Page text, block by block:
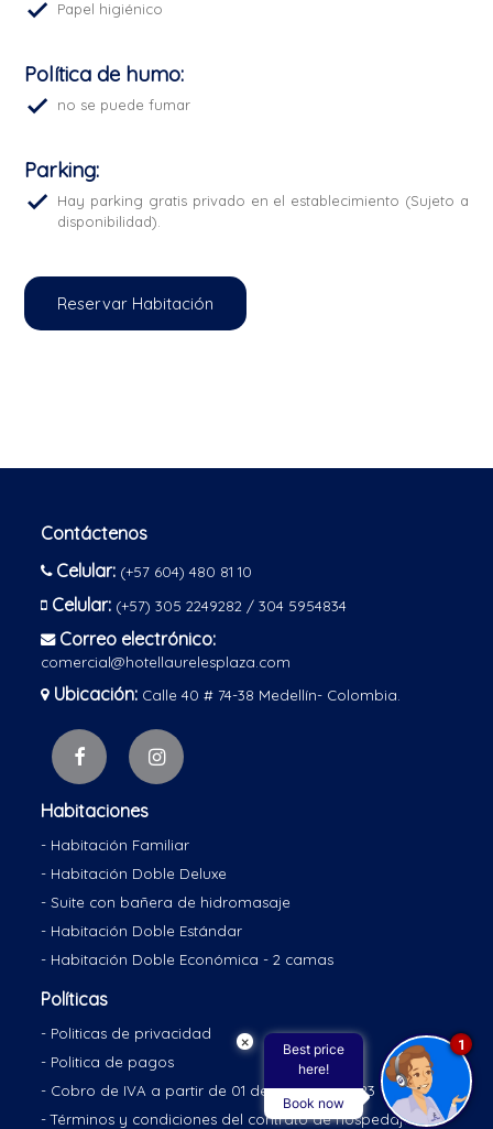
Papel higiénico
Política de humo:
no se puede fumar
Parking: ​
Hay parking gratis privado en el establecimiento (Sujeto a
disponibilidad).
Reservar Habitación
Contáctenos
Celular: (+57 604) 480 81 10
Celular: (+57) 305 2249282 / 304 5954834
Correo electrónico:
comercial@hotellaurelesplaza.com
Ubicación: Calle 40 # 74-38 Medellín- Colombia.
Habitaciones
- Habitación Familiar
- Habitación Doble Deluxe
- Suite con bañera de hidromasaje
- Habitación Doble Estándar
- Habitación Doble Económica - 2 camas
Políticas
- Politicas de privacidad
- Politica de pagos
- Cobro de IVA a partir de 01 de enero de 2023
- Términos y condiciones del contrato de hospedaje
×
Best price
here!
Book now
1